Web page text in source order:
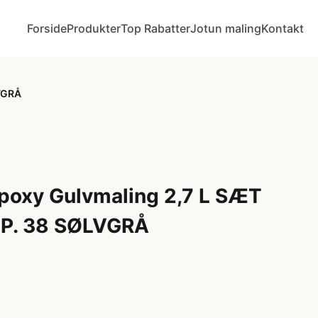
ForsideProdukterTop RabatterJotun malingKontakt
Gulvmaling 2,7 L SÆT
38 SØLVGRÅ